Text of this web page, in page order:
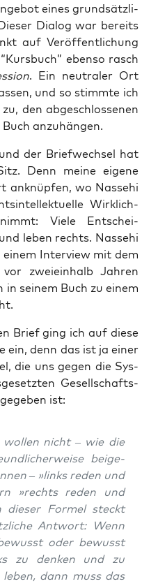
eines grund­sätz­li­
Dia­log war bereits
auf Ver­öf­fent­li­chung
eben­so rasch
. Ein neu­tra­ler Ort
und so stimm­te ich
den abge­schlos­se­nen
anzuhängen.
der Brief­wech­sel hat
Denn mei­ne eige­ne
anknüp­fen, wo Nas­sehi
Wirk­lich­
Vie­le Ent­schei­
leben rechts. Nas­sehi
Inter­view mit dem
zwei­ein­halb Jah­ren
sei­nem Buch zu einem
Brief ging ich auf die­se
ein, denn das ist ja einer
die uns gegen die Sys­
Gesell­schafts­
ist:
nicht – wie die
beige­
– »links reden und
»rechts reden und
die­ser For­mel steckt
Ant­wort: Wenn
oder bewusst
zu den­ken und zu
dann muss das